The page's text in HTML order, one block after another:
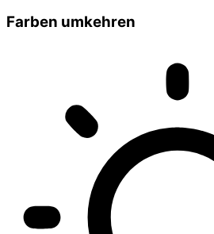
Farben umkehren